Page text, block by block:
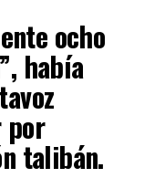
ocho
había
por
talibán.